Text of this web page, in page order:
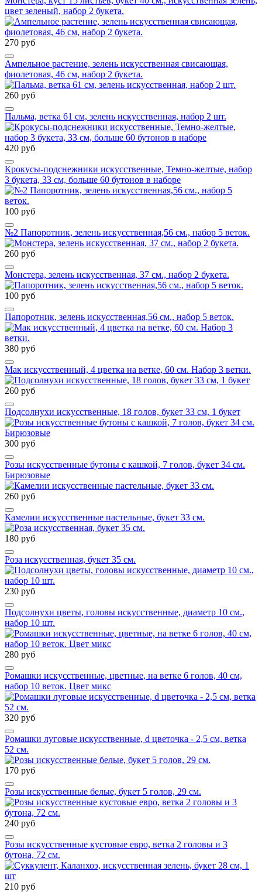
цвет зеленый, набор 2 букета.
270 руб
Ампельное растение, зелень искусственная свисающая,
фиолетовая, 46 см, набор 2 букета.
260 руб
Пальма, ветка 61 см, зелень искусственная, набор 2 шт.
420 руб
Крокусы-подснежники искусственные, Темно-желтые, набор
3 букета, 33 см, больше 60 бутонов в наборе
100 руб
№2 Папоротник, зелень искусственная,56 см., набор 5 веток.
260 руб
Монстера, зелень искусственная, 37 см., набор 2 букета.
100 руб
Папоротник, зелень искусственная,56 см., набор 5 веток.
380 руб
Мак искусственный, 4 цветка на ветке, 60 см. Набор 3 ветки.
260 руб
Подсолнухи искусственные, 18 голов, букет 33 см, 1 букет
300 руб
Розы искусственные бутоны с кашкой, 7 голов, букет 34 см.
Бирюзовые
260 руб
Камелии искусственные пастельные, букет 33 см.
180 руб
Роза искусственная, букет 35 см.
230 руб
Подсолнухи цветы, головы искусственные, диаметр 10 см.,
набор 10 шт.
280 руб
Ромашки искусственные, цветные, на ветке 6 голов, 40 см,
набор 10 веток. Цвет микс
320 руб
Ромашки луговые искусственные, d цветочка - 2,5 см, ветка
52 см.
170 руб
Розы искусственные белые, букет 5 голов, 29 см.
240 руб
Розы искусственные кустовые евро, ветка 2 головы и 3
бутона, 72 см.
210 руб